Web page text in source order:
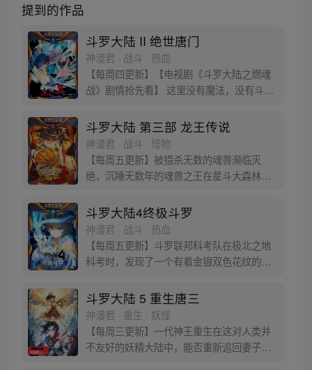
提到的作品
斗罗大陆 II 绝世唐门
神漫君 · 战斗 · 热血
【每周四更新】【电视剧《斗罗大陆之燃魂
战》剧情抢先看】 这里没有魔法，没有斗
后的斗罗大陆上，唐门式微，一代天骄霍雨
浩横空出世，一切的神奇都将一一展现。 唐
门暗器能否重振雄风，唐门能否重现辉煌，
一切尽绝世唐门！
斗罗大陆 第三部 龙王传说
神漫君 · 战斗 · 怪物
【每周五更新】被猎杀无数的魂兽濒临灭
绝，沉睡无数年的魂兽之王在星斗大森林最
魂”遇上执着而顽强的少年唐舞麟，万众瞩目
的武魂传奇将再次被书写。我们不期待奇
迹，但要给奇迹一个机会。
斗罗大陆4终极斗罗
神漫君 · 战斗 · 热血
【每周五更新】斗罗联邦科考队在极北之地
科考时，发现了一个有着金银双色花纹的
于是赶忙将其带回研究所进行孵化。蛋孵化
出来了，可孵出来的是一个婴儿，一个和人
类一模一样的孩子；与此同时，联邦研究所
正在解冻一名银色长发女子，而一名蓝发青
年则在海滨被人发现
斗罗大陆 5 重生唐三
神漫君 · 重生 · 妖怪
【每周三更新】一代神王重生在这对人类并
不友好的妖精大陆中，能否重新追回妻子。